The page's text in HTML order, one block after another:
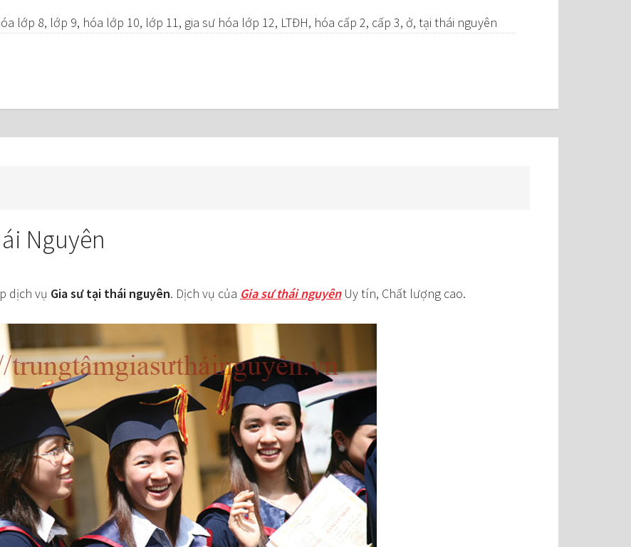
lớp 8, lớp 9, hóa lớp 10, lớp 11, gia sư hóa lớp 12, LTĐH, hóa cấp 2, cấp 3, ở, tại thái nguyên
Nguyên
dịch vụ Gia sư tại thái nguyên. Dịch vụ của Gia sư thái nguyênUy tín, Chất lượng cao.